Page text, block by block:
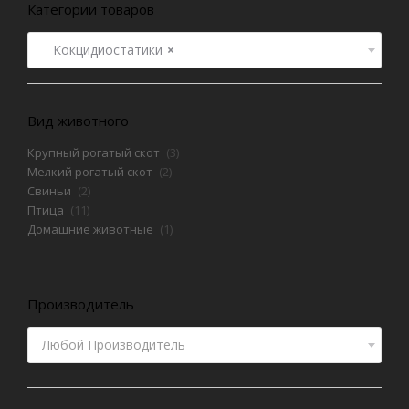
Категории товаров
×
Кокцидиостатики
Вид животного
Крупный рогатый скот (3)
Мелкий рогатый скот (2)
Свиньи (2)
Птица (11)
Домашние животные (1)
Производитель
Любой Производитель